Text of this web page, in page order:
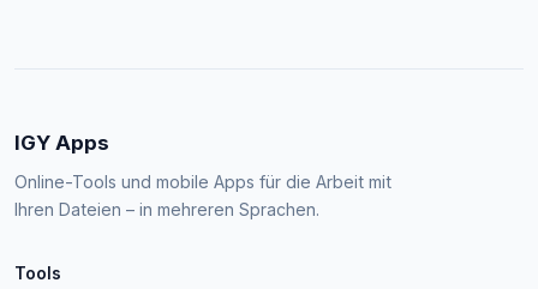
IGY Apps
Online-Tools und mobile Apps für die Arbeit mit
Ihren Dateien – in mehreren Sprachen.
Tools